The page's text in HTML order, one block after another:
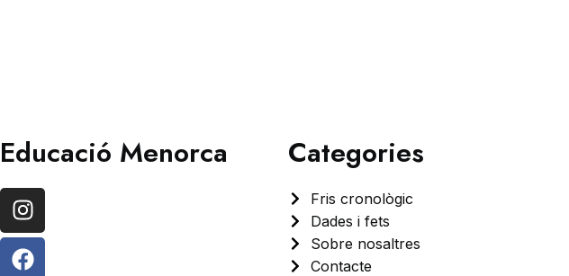
Educació Menorca Categories
Fris cronològic
Dades i fets
Sobre nosaltres
Contacte